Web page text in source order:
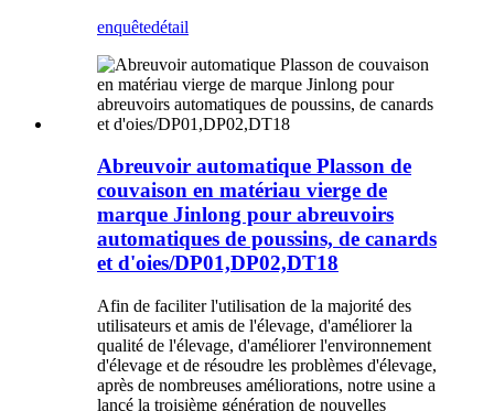
enquêtedétail
Abreuvoir automatique Plasson de
couvaison en matériau vierge de
marque Jinlong pour abreuvoirs
automatiques de poussins, de canards
et d'oies/DP01,DP02,DT18
Afin de faciliter l'utilisation de la majorité des
utilisateurs et amis de l'élevage, d'améliorer la
qualité de l'élevage, d'améliorer l'environnement
d'élevage et de résoudre les problèmes d'élevage,
après de nombreuses améliorations, notre usine a
lancé la troisième génération de nouvelles